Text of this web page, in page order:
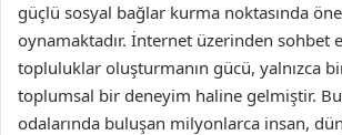
güçlü sosyal bağlar kurma noktasında
oynamaktadır. İnternet üzerinden sohbet
topluluklar oluşturmanın gücü, yalnızca
toplumsal bir deneyim haline gelmiştir.
odalarında buluşan milyonlarca insan,